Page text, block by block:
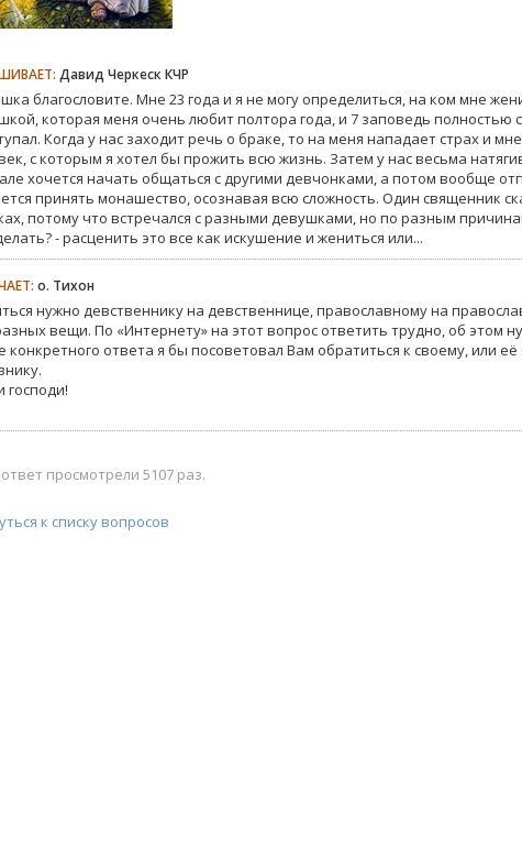
Давид Черкеск КЧР
благословите. Мне 23 года и я не могу определиться, на ком мне
которая меня очень любит полтора года, и 7 заповедь полностью
Когда у нас заходит речь о браке, то на меня нападает страх и
с которым я хотел бы прожить всю жизнь. Затем у нас весьма
хочется начать общаться с другими девчонками, а потом вообще
принять монашество, осознавая всю сложность. Один священник
потому что встречался с разными девушками, но по разным
- расценить это все как искушение и жениться или...
о. Тихон
нужно девственнику на девственнице, православному на
вещи. По «Интернету» на этот вопрос ответить трудно, об этом
конкретного ответа я бы посоветовал Вам обратиться к своему, или её
господи!
просмотрели 5107 раз.
к списку вопросов